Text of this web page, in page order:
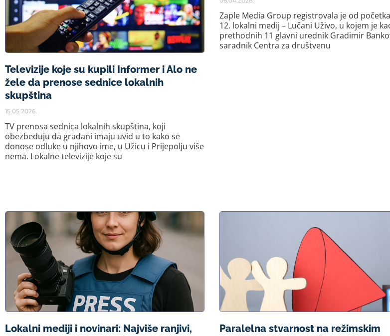
Televizije koje su kupili Informer i Alo ne
žele da prenose sednice lokalnih
skupština
15.05.2026.
TV prenosa sednica lokalnih skupština, koji
obezbeđuju da građani imaju uvid u to kako se
donose odluke u njihovo ime, u Užicu i Prijepolju više
nema. Lokalne televizije koje su
Zaple Media Group registrovala je od
12. lokalni medij – Lučani Uživo, u kojem je
prethodnih 11 glavni urednik Gradimir
saradnik Centra za društvenu
Lokalni mediji i novinari: Najviše ranjivi,
Paralelna stvarnost na režimskim